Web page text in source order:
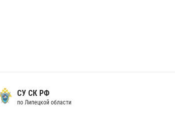
Росгвардия обеспечила безопасность липчан
во время празднования Дня города и Дня
СУ СК РФ
по Липецкой области